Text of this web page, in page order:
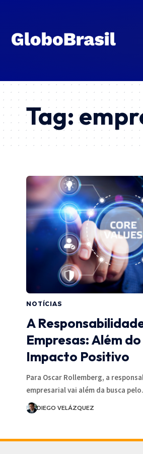
Tag:
NOTÍCIAS
A
Empresas: Além
Impacto Positivo
Para Oscar Rollemberg, a
empresarial vai além da busca
DIEGO VELÁZQUEZ